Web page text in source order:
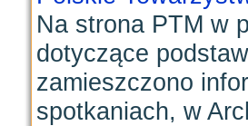
Na strona PTM w
dotyczące
zamieszczono
spotkaniach, w